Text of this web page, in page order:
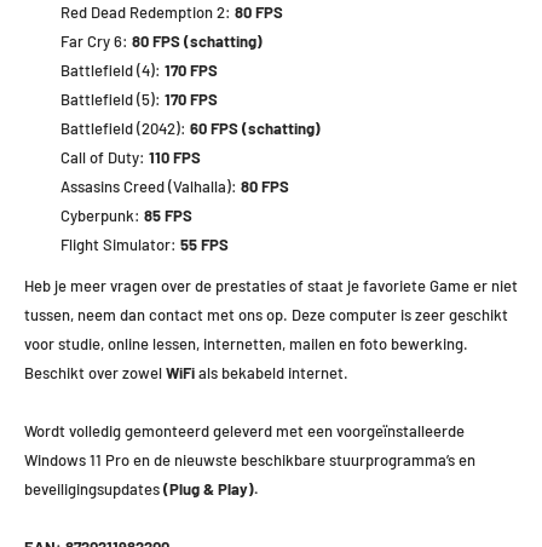
Red Dead Redemption 2: 80 FPS
Far Cry 6: 80 FPS (schatting)
Battlefield (4): 170 FPS
Battlefield (5): 170 FPS
Battlefield (2042): 60 FPS (schatting)
Call of Duty: 110 FPS
Assasins Creed (Valhalla): 80 FPS
Cyberpunk: 85 FPS
Flight Simulator: 55 FPS
Heb je meer vragen over de prestaties of staat je favoriete Game er niet
tussen, neem dan contact met ons op. Deze computer is zeer geschikt
voor studie, online lessen, internetten, mailen en foto bewerking.
Beschikt over zowelWiFials bekabeld internet.
Wordt volledig gemonteerd geleverd met een voorgeïnstalleerde
Windows 11 Pro en de nieuwste beschikbare stuurprogramma’s en
beveiligingsupdates(Plug & Play).